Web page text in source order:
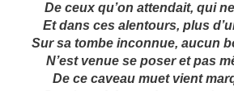
De ceux qu’on attendait, qui
Et dans ces alentours, plus
Sur sa tombe inconnue, aucun
N’est venue se poser et pas
De ce caveau muet vient